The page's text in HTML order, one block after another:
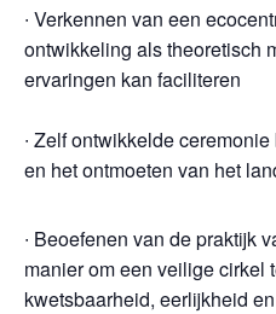
∙ Verkennen van een
ontwikkeling als theoretisch
ervaringen kan faciliteren
∙ Zelf ontwikkelde
en het ontmoeten van het
∙ Beoefenen van de praktijk
manier om een veilige cirkel
kwetsbaarheid, eerlijkheid